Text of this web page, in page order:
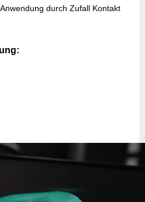
durch Zufall Kontakt